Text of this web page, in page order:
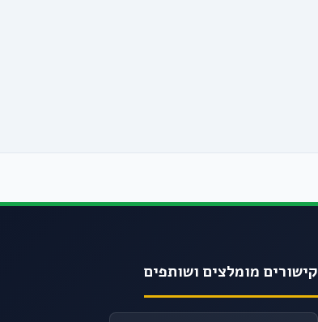
קישורים מומלצים ושותפים